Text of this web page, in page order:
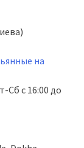
на
Сб с 16:00 до